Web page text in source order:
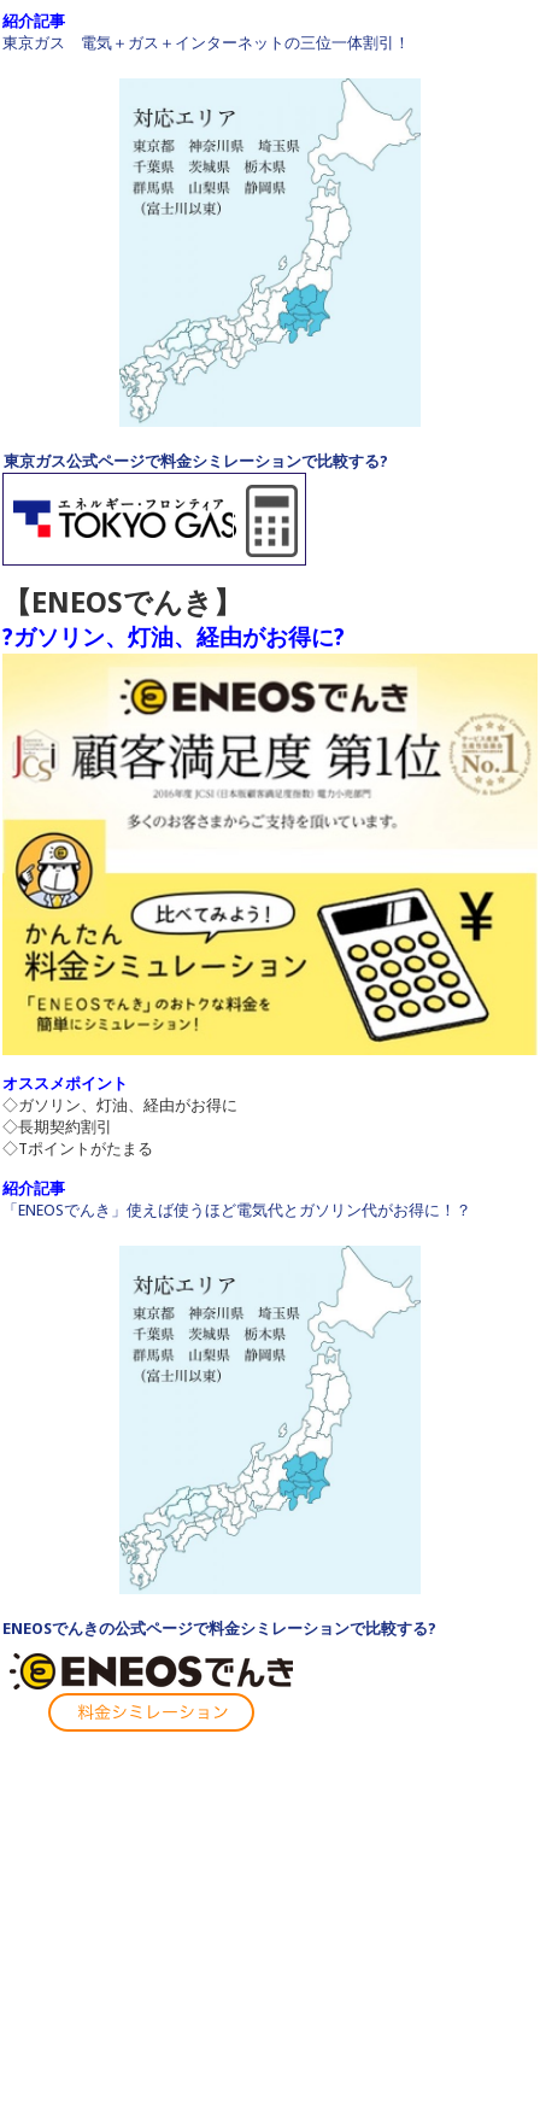
紹介記事
東京ガス 電気＋ガス＋インターネットの三位一体割引！
東京ガス公式ページで料金シミレーションで比較する?
【ENEOSでんき】
?ガソリン、灯油、経由がお得に?
オススメポイント
◇ガソリン、灯油、経由がお得に
◇長期契約割引
◇Tポイントがたまる
紹介記事
「ENEOSでんき」使えば使うほど電気代とガソリン代がお得に！？
ENEOSでんきの公式ページで料金シミレーションで比較する?